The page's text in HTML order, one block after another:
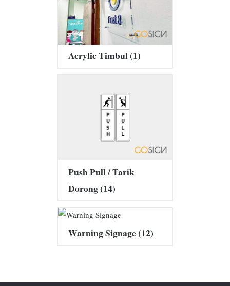
Acrylic Timbul(1)
Push Pull / Tarik
Dorong(14)
Warning Signage(12)